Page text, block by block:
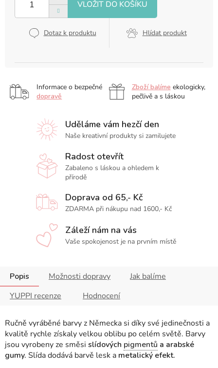
Dotaz k produktu Hlídat produkt
Informace o bezpečné
dopravě
Zboží balíme ekologicky,
pečlivě a s láskou
Uděláme vám hezčí den
Naše kreativní produkty si zamilujete
Radost otevřít
Zabaleno s láskou a ohledem k
přírodě
Doprava od 65,- Kč
ZDARMA při nákupu nad 1600,- Kč
Záleží nám na vás
Vaše spokojenost je na prvním místě
Popis Možnosti dopravy
Jak balíme
YUPPI recenze
Hodnocení
Ručně vyráběné barvy z Německa si díky své jedinečnosti a
kvalitě rychle získaly velkou oblibu po celém světě. Barvy
jsou vyrobeny ze směsi slídových pigmentů a arabské
gumy. Slída dodává barvě lesk a metalický efekt.